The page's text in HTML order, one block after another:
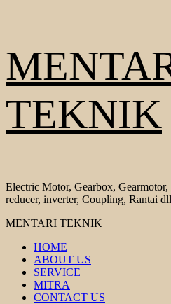
to
content
TEKNIK
Electric Motor, Gearbox, Gearmotor,
reducer, inverter, Coupling, Rantai
Primary
MENTARI TEKNIK
HOME
ABOUT US
SERVICE
MITRA
CONTACT US